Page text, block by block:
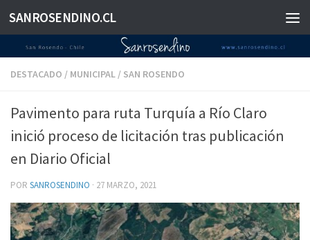
Saltar al contenido
SANROSENDINO.CL
DESTACADO / MUNICIPAL / SAN ROSENDO
Pavimento para ruta Turquía a Río Claro
inició proceso de licitación tras publicación
en Diario Oficial
POR SANROSENDINO · 27 MARZO, 2021